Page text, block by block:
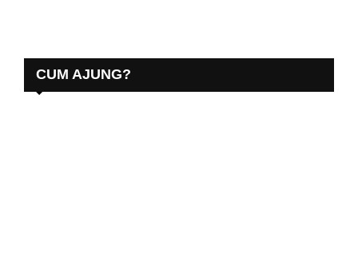
CUM AJUNG?